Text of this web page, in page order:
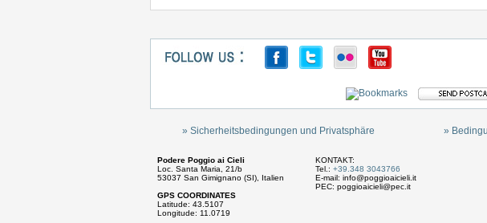
» Sicherheitsbedingungen und Privatsphäre »
Podere Poggio ai Cieli
Loc. Santa Maria, 21/b
53037 San Gimignano (SI), Italien
GPS COORDINATES
Latitude: 43.5107
Longitude: 11.0719
KONTAKT:
Tel.: +39.348 3043766
E-mail: info@poggioaicieli.it
PEC: poggioaicieli@pec.it